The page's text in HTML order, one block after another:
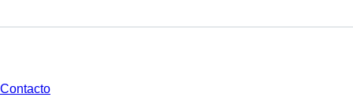
Contacto